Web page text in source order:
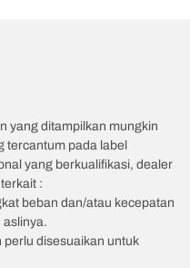
yang ditampilkan mungkin
tercantum pada label
yang berkualifikasi, dealer
:
beban dan/atau kecepatan
aslinya.
disesuaikan untuk